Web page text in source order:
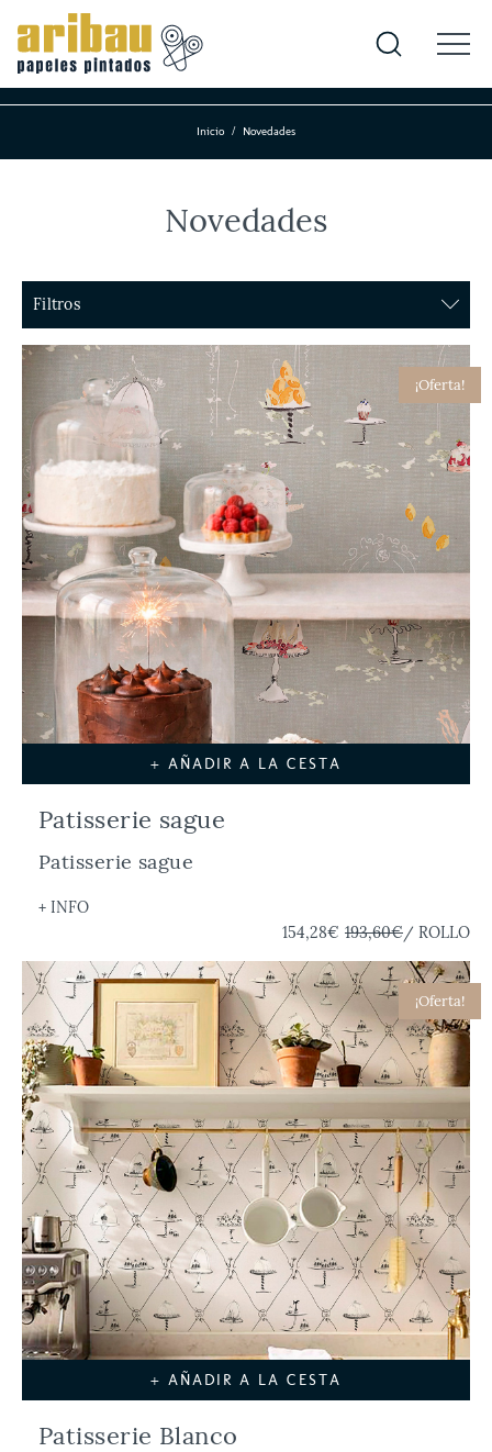
Inicio Novedades
Novedades
Filtros
Color
Amarillo
Azul
Blanco
Blanco y negro
Burdeos
Granate
Kaki
Marrón
Multicolor
Negro
Rojo
Verde
Estilo
Botánico-Floral
Contemporáneo
Geométrico
Mosaicos / Baldosas
Categoría
Papel Pintado
¡Oferta!
+ AÑADIR A LA CESTA
Patisserie sague
Patisserie sague
+ INFO
154,28€ 193,60€/ ROLLO
¡Oferta!
+ AÑADIR A LA CESTA
Patisserie Blanco